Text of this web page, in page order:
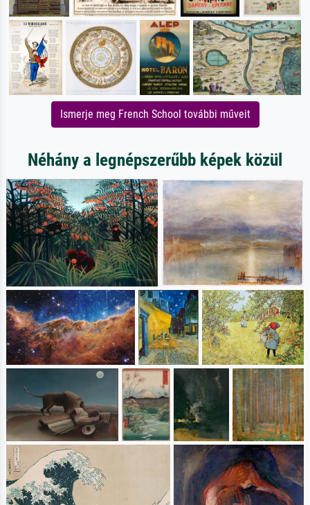
Ismerje meg French School további műveit
Néhány a legnépszerűbb képek közül